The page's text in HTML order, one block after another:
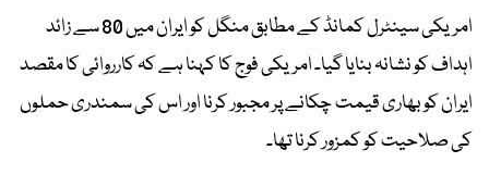
امریکی سینٹرل کمانڈ کے مطابق منگل کو ایران میں 80 سے زائد
اہداف کو نشانہ بنایا گیا۔ امریکی فوج کا کہنا ہے کہ کارروائی کا مقصد
ایران کو بھاری قیمت چکانے پر مجبور کرنا اور اس کی سمندری حملوں
کی صلاحیت کو کمزور کرنا تھا۔